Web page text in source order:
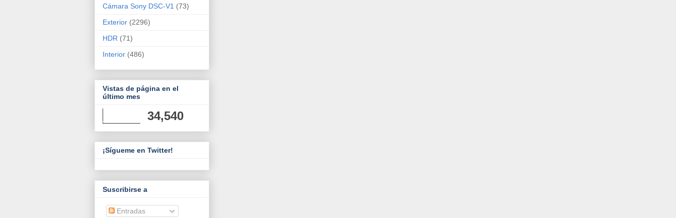
Cámara Sony DSC-V1 (73)
Exterior (2296)
HDR (71)
Interior (486)
Vistas de página en el
último mes
34,540
¡Sígueme en Twitter!
Suscribirse a
Entradas